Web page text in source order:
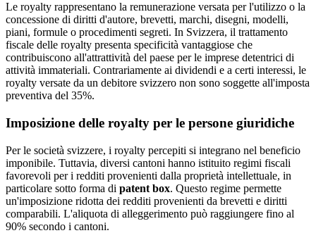
Le royalty rappresentano la remunerazione versata per l'utilizzo o la
concessione di diritti d'autore, brevetti, marchi, disegni, modelli,
piani, formule o procedimenti segreti. In Svizzera, il trattamento
fiscale delle royalty presenta specificità vantaggiose che
contribuiscono all'attrattività del paese per le imprese detentrici di
attività immateriali. Contrariamente ai dividendi e a certi interessi, le
royalty versate da un debitore svizzero non sono soggette all'imposta
preventiva del 35%.
Imposizione delle royalty per le persone giuridiche
Per le società svizzere, i royalty percepiti si integrano nel beneficio
imponibile. Tuttavia, diversi cantoni hanno istituito regimi fiscali
favorevoli per i redditi provenienti dalla proprietà intellettuale, in
particolare sotto forma di patent box. Questo regime permette
un'imposizione ridotta dei redditi provenienti da brevetti e diritti
comparabili. L'aliquota di alleggerimento può raggiungere fino al
90% secondo i cantoni.